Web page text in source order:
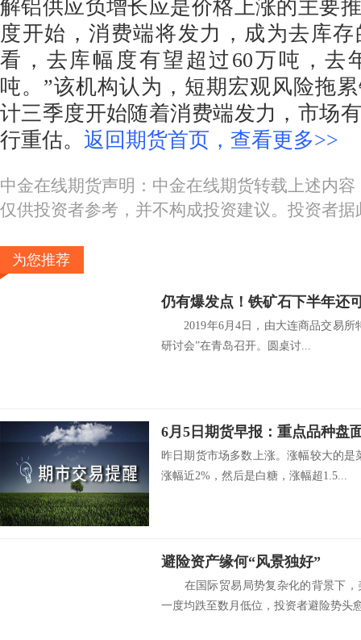
解铝供应负增长应是价格上涨的主要
度开始，消费端将发力，成为去库
看，去库幅度有望超过60万吨，去
吨。”该机构认为，短期宏观风险拖
计三季度开始随着消费端发力，市场
行重估。 返回期货首页，查看更多>>
中金在线期货声明：中金在线期货转载上述内
仅供投资者参考，并不构成投资建议。投资者
为您推荐
仍有爆发点！铁矿石下半年还
2019年6月4日，由大连商品交易所
研讨会”在青岛召开。圆桌讨...
6月5日期货早报：重点品种盘
昨日期货市场多数上涨。涨幅较大的
涨幅近2%，然后是白糖，涨幅超1.5...
避险资产缘何“风景独好”
在国际贸易局势复杂化的背景下，
一度均跌至数月低位，投资者避险势头